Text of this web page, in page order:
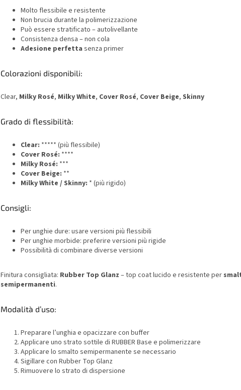
Molto flessibile e resistente
Non brucia durante la polimerizzazione
Può essere stratificato – autolivellante
Consistenza densa – non cola
Adesione perfetta senza primer
Colorazioni disponibili:
Clear, Milky Rosé, Milky White, Cover Rosé, Cover Beige, Skinny
Grado di flessibilità:
Clear: ***** (più flessibile)
Cover Rosé: ****
Milky Rosé: ***
Cover Beige: **
Milky White / Skinny: * (più rigido)
Consigli:
Per unghie dure: usare versioni più flessibili
Per unghie morbide: preferire versioni più rigide
Possibilità di combinare diverse versioni
Finitura consigliata: Rubber Top Glanz – top coat lucido e resistente per
semipermanenti.
Modalità d’uso:
Preparare l’unghia e opacizzare con buffer
Applicare uno strato sottile di RUBBER Base e polimerizzare
Applicare lo smalto semipermanente se necessario
Sigillare con Rubber Top Glanz
Rimuovere lo strato di dispersione